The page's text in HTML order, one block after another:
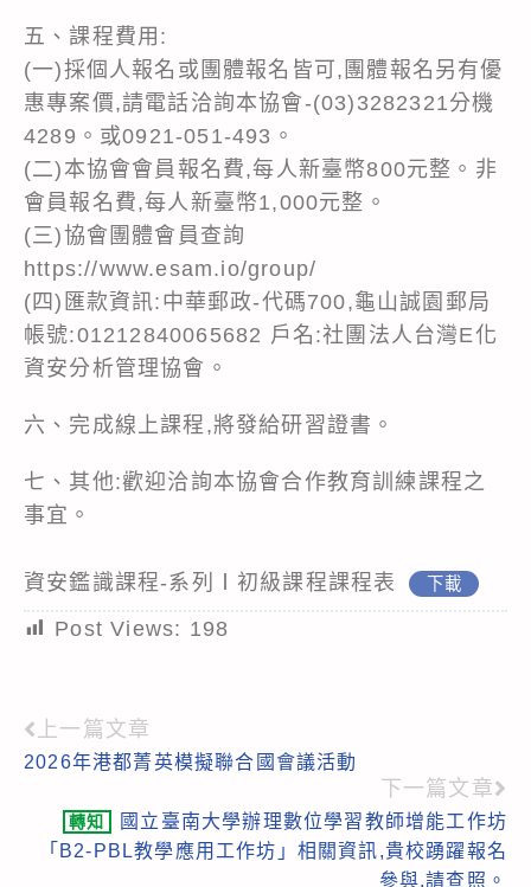
五、課程費用:
(一)採個人報名或團體報名皆可,團體報名另有優
惠專案價,請電話洽詢本協會-(03)3282321分機
4289。或0921-051-493。
(二)本協會會員報名費,每人新臺幣800元整。非
會員報名費,每人新臺幣1,000元整。
(三)協會團體會員查詢
https://www.esam.io/group/
(四)匯款資訊:中華郵政-代碼700,龜山誠園郵局
帳號:01212840065682 戶名:社團法人台灣E化
資安分析管理協會。
六、完成線上課程,將發給研習證書。
七、其他:歡迎洽詢本協會合作教育訓練課程之
事宜。
資安鑑識課程-系列Ⅰ初級課程課程表 下載
Post Views: 198
Read
more
articles
上一篇文章
2026年港都菁英模擬聯合國會議活動
下一篇文章
轉知
國立臺南大學辦理數位學習教師增能工作坊
「B2-PBL教學應用工作坊」相關資訊,貴校踴躍報名
參與,請查照。